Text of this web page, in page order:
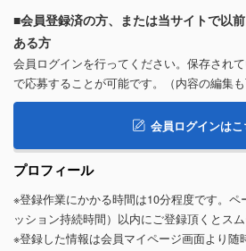
■会員登録済の方、または当サイトで以
ある方
会員ログインを行ってください。保存され
で応募することが可能です。（内容の編集も
会員ログインはこ
プロフィール
※登録作業にかかる時間は10分程度です。ペ
ッション持続時間）以内にご登録頂くとスム
※登録した情報は会員マイページ画面より随